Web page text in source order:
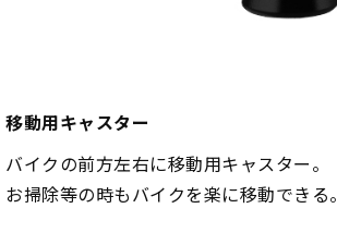
移動用キャスター
バイクの前方左右に移動用キャスター。
お掃除等の時もバイクを楽に移動できる。